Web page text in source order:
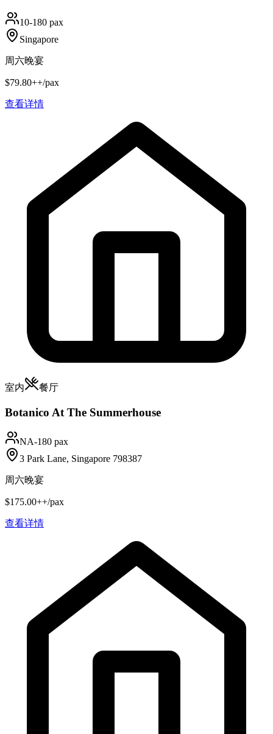
10-180 pax
Singapore
周六晚宴
$79.80++/pax
查看详情
室内 餐厅
Botanico At The Summerhouse
NA-180 pax
3 Park Lane, Singapore 798387
周六晚宴
$175.00++/pax
查看详情